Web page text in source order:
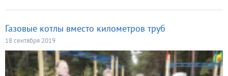
Газовые котлы вместо километров труб
18 сентября 2019